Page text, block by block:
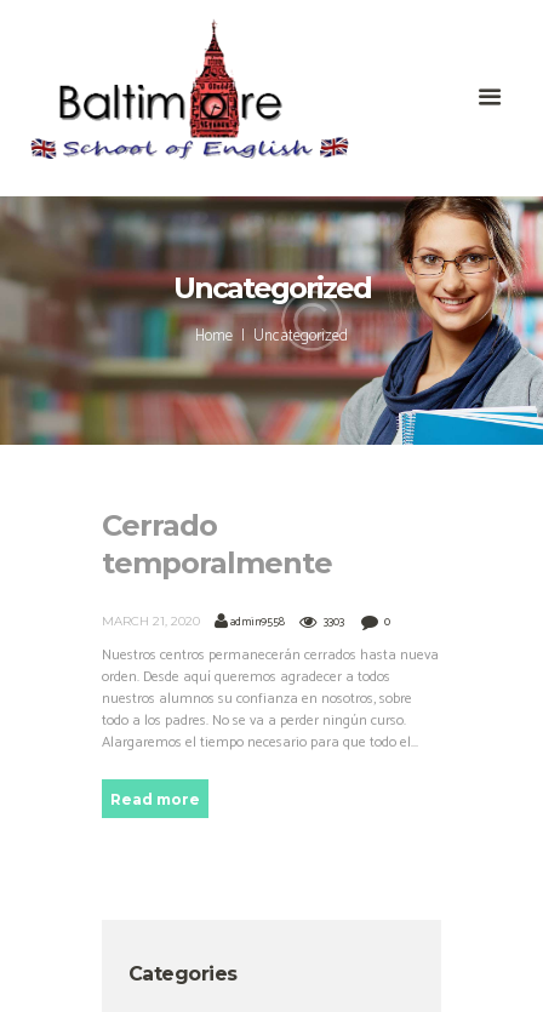
Uncategorized
Home Uncategorized
Cerrado
temporalmente
MARCH 21, 2020 admin9558 3303 0
Nuestros centros permanecerán cerrados hasta nueva
orden. Desde aquí queremos agradecer a todos
nuestros alumnos su confianza en nosotros, sobre
todo a los padres. No se va a perder ningún curso.
Alargaremos el tiempo necesario para que todo el...
Read more
Categories